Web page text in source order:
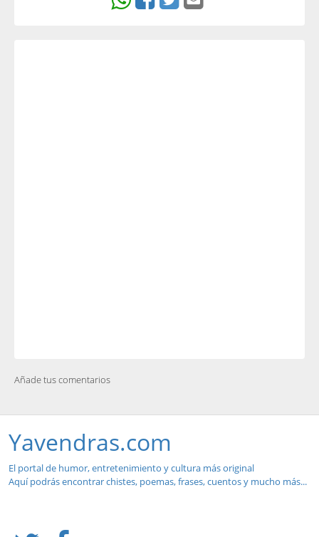
Añade tus comentarios
Yavendras.com
El portal de humor, entretenimiento y cultura más original
Aquí podrás encontrar chistes, poemas, frases, cuentos y mucho más...